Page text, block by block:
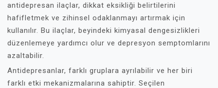
antidepresan ilaçlar, dikkat eksikliği belirtilerini
hafifletmek ve zihinsel odaklanmayı artırmak için
kullanılır. Bu ilaçlar, beyindeki kimyasal dengesizlikleri
düzenlemeye yardımcı olur ve depresyon semptomlarını
azaltabilir.
Antidepresanlar, farklı gruplara ayrılabilir ve her biri
farklı etki mekanizmalarına sahiptir. Seçilen